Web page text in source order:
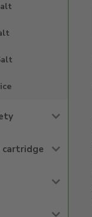
cartridge